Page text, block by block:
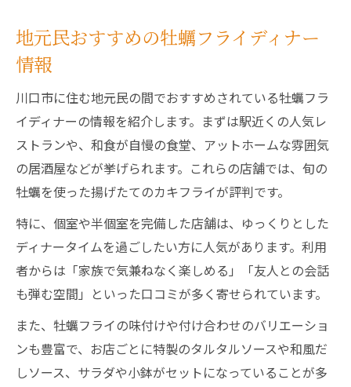
地元民おすすめの牡蠣フライディナー
情報
川口市に住む地元民の間でおすすめされている牡蠣フラ
イディナーの情報を紹介します。まずは駅近くの人気レ
ストランや、和食が自慢の食堂、アットホームな雰囲気
の居酒屋などが挙げられます。これらの店舗では、旬の
牡蠣を使った揚げたてのカキフライが評判です。
特に、個室や半個室を完備した店舗は、ゆっくりとした
ディナータイムを過ごしたい方に人気があります。利用
者からは「家族で気兼ねなく楽しめる」「友人との会話
も弾む空間」といった口コミが多く寄せられています。
また、牡蠣フライの味付けや付け合わせのバリエーショ
ンも豊富で、お店ごとに特製のタルタルソースや和風だ
しソース、サラダや小鉢がセットになっていることが多